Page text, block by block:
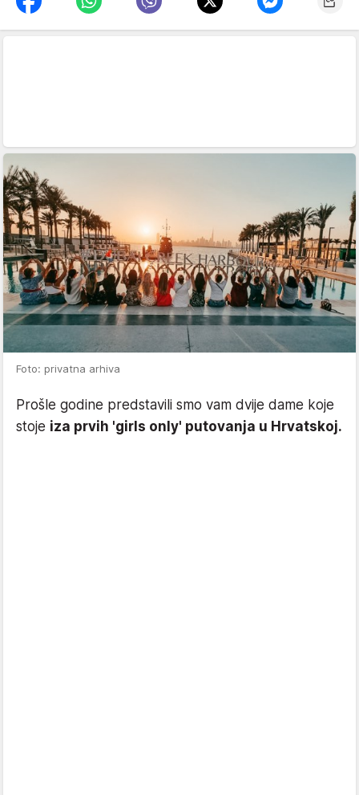
Foto: privatna arhiva
Prošle godine predstavili smo vam dvije dame koje
stoje iza prvih 'girls only' putovanja u Hrvatskoj.